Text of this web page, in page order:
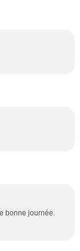
bonne journée.